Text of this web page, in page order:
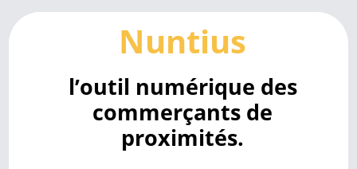
Nuntius
l’outil numérique des
commerçants de
proximités.